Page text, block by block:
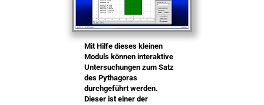
Mit Hilfe dieses kleinen
Moduls können interaktive
Untersuchungen zum Satz
des Pythagoras
durchgeführt werden.
Dieser ist einer der